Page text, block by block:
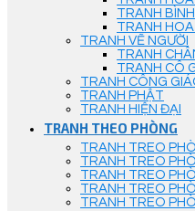
TRANH
TRANH HOA
TRANH VẼ NGƯỜI
TRANH
TRANH CÔ
TRANH CÔNG
TRANH PHẬT
TRANH HIỆN ĐẠI
TRANH THEO PHÒNG
TRANH TREO
TRANH TREO
TRANH TREO
TRANH TREO
TRANH TREO